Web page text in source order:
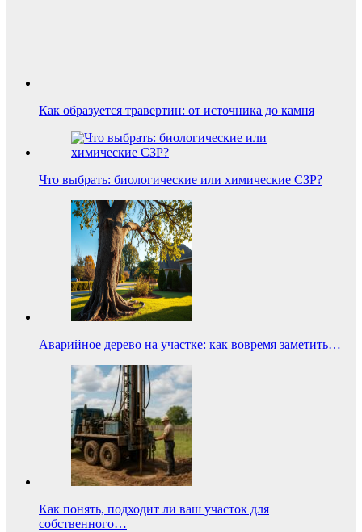
Как образуется травертин: от источника до камня
Что выбрать: биологические или химические СЗР?
Аварийное дерево на участке: как вовремя заметить…
Как понять, подходит ли ваш участок для
собственного…